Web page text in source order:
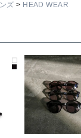
ズ HEAD WEAR